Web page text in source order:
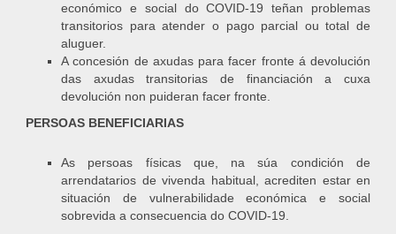
económico e social do COVID-19 teñan problemas
transitorios para atender o pago parcial ou total de
aluguer.
A concesión de axudas para facer fronte á devolución
das axudas transitorias de financiación a cuxa
devolución non puideran facer fronte.
PERSOAS BENEFICIARIAS
As persoas físicas que, na súa condición de
arrendatarios de vivenda habitual, acrediten estar en
situación de vulnerabilidade económica e social
sobrevida a consecuencia do COVID-19.